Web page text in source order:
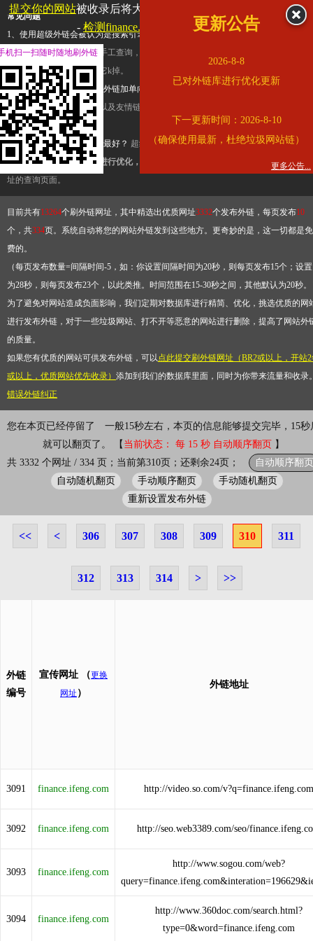
常见问题
1、使用超级外链会被认为是搜索引擎优化作弊吗？ 超级外链只是一个简便而集成
查询工具，模拟的是正常手工查询，不是作弊。如果是作弊，那您可以使用超级外
推广竞争对手的网址，让它k掉。
2、网站优化单纯依靠超级外链加单向链接可行吗？
链，需要结合普通的外链以及友情链接，您可以到站长论坛发布外链，到友情链接
台交换友情链接。
3、如何使用超级外链效果最好？ 超级外链不同于普通的外链，它是动态的链接，
有频繁使用超级外链工具进行优化，才能获得稳定的外链
，最终使搜索引擎收录带
址的查询页面。
目前共有13264个刷外链网址，其中精选出优质网址3332个发布外链，每页发布10
个，共334页。系统自动将您的网站外链发到这些地方。更奇妙的是，这一切都是免
费的。
（每页发布数量=间隔时间-5，如：你设置间隔时间为20秒，则每页发布15个；设置
为28秒，则每页发布23个，以此类推。时间范围在15-30秒之间，其他默认为20秒
为了避免对网站造成负面影响，我们定期对数据库进行精简、优化，挑选优质的网
进行发布外链，对于一些垃圾网站、打不开等恶意的网站进行删除，提高了网站外
的质量。
如果您有优质的网站可供发布外链，可以点此提交刷外链网址（BR2或以上，开站
或以上，优质网站优先收录） 添加到我们的数据库里面，同时为你带来流量和收录
错误外链纠正
您在本页已经停留了
一般15秒左右，本页的信息能够提交完毕，15秒
就可以翻页了。 【 当前状态： 每 15 秒 自动顺序翻页 】
共 3332 个网址 / 334 页；当前第310页；还剩余24页；
自动顺序翻页
自动随机翻页
手动顺序翻页
手动随机翻页
重新设置发布外链
<< < 306 307 308 309 310 311
312 313 314 > >>
外链
编号
宣传网址 （更换
网址 ）
外链地址
3091 finance.ifeng.com http://video.so.com/v?q=finance.ifeng.com
3092 finance.ifeng.com http://seo.web3389.com/seo/
3093 finance.ifeng.com
http://www.sogou.com/web?
3094 finance.ifeng.com
http://www.360doc.com/search.html?
type=0&word=finance.ifeng.com
提交你的网站被收录后将大幅提升流量和外链，
查看展示页面
- 检测finance.ifeng.com是否收录
更新公告
2026-8-8
已对外链库进行优化更新
下一更新时间：2026-8-10
（确保使用最新，杜绝垃圾网站链）
更多公告...
机扫一扫随时随地刷外链